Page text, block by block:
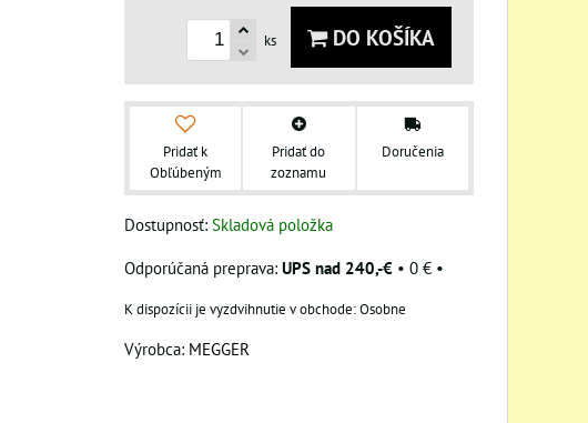
ks DO KOŠÍKA
Pridať k
Obľúbeným
Pridať do
zoznamu
Doručenia
Dostupnosť: Skladová položka
UPS nad 240,-€ • 0 € •
Osobne
Výrobca: MEGGER